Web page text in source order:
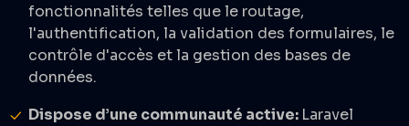
fonctionnalités telles que le routage,
l'authentification, la validation des formulaires, le
contrôle d'accès et la gestion des bases de
données.
Dispose d’une communauté active: Laravel